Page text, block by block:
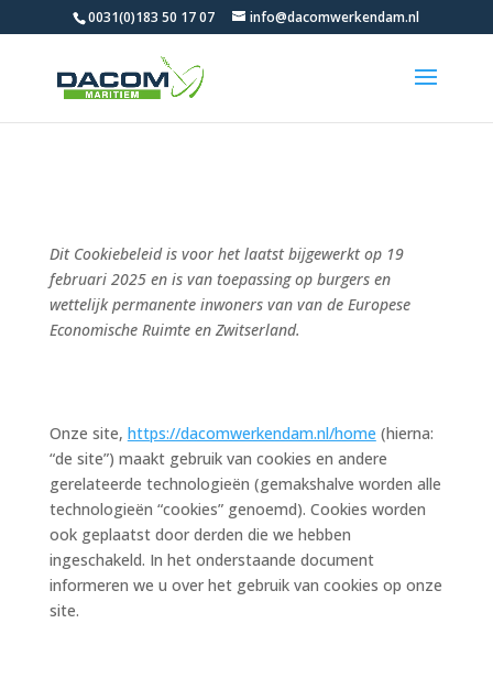
0031(0)183 50 17 07 info@dacomwerkendam.nl
Dit Cookiebeleid is voor het laatst bijgewerkt op 19
februari 2025 en is van toepassing op burgers en
wettelijk permanente inwoners van van de Europese
Economische Ruimte en Zwitserland.
Onze site, https://dacomwerkendam.nl/home (hierna:
“de site”) maakt gebruik van cookies en andere
gerelateerde technologieën (gemakshalve worden alle
technologieën “cookies” genoemd). Cookies worden
ook geplaatst door derden die we hebben
ingeschakeld. In het onderstaande document
informeren we u over het gebruik van cookies op onze
site.